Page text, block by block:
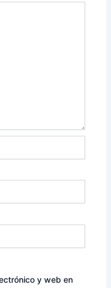
y web en